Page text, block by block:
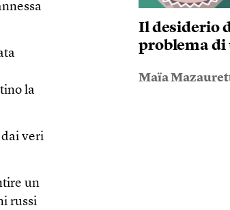
la
dai veri
un
russi
Il desiderio
problema di
Maïa